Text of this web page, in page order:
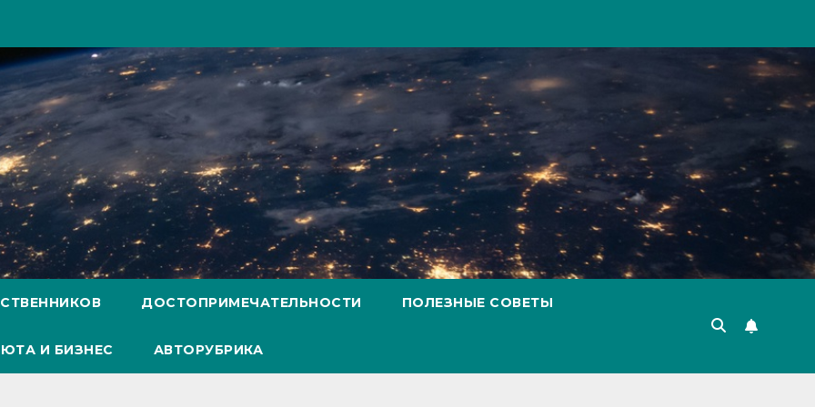
ДОСТОПРИМЕЧАТЕЛЬНОСТИ ПОЛЕЗНЫЕ СОВЕТЫ
И БИЗНЕС АВТОРУБРИКА